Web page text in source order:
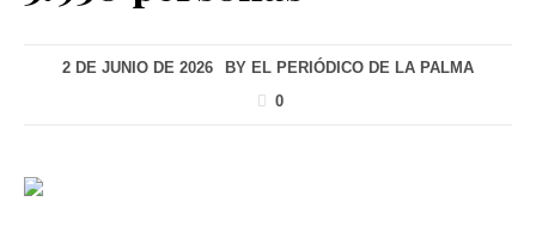
2 DE JUNIO DE 2026 BY EL PERIÓDICO DE LA PALMA
0